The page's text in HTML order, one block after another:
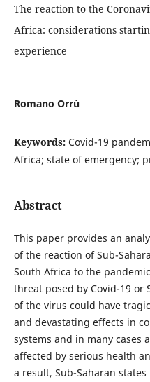
The reaction to the
Africa: considerations
experience
Romano Orrù
Keywords: Covid-19
Africa; state of emergency;
Abstract
This paper provides an
of the reaction of Sub-
South Africa to the pandemic
threat posed by Covid-19 or
of the virus could have tragic
and devastating effects in
systems and in many cases
affected by serious health
a result, Sub-Saharan states